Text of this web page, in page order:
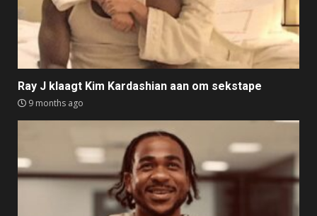
Ray J klaagt Kim Kardashian aan om sekstape
9 months ago